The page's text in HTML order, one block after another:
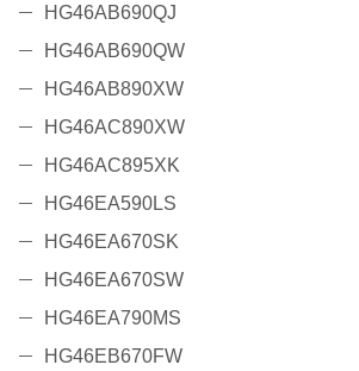
HG46AB690QJ
HG46AB690QW
HG46AB890XW
HG46AC890XW
HG46AC895XK
HG46EA590LS
HG46EA670SK
HG46EA670SW
HG46EA790MS
HG46EB670FW